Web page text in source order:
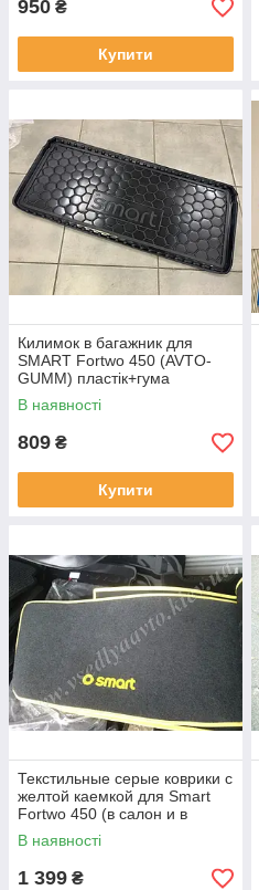
950 ₴
Купити
Килимок в багажник для
SMART Fortwo 450 (AVTO-
GUMM) пластік+гума
В наявності
809 ₴
Купити
Текстильные серые коврики с
желтой каемкой для Smart
Fortwo 450 (в салон и в
багажник)
В наявності
1 399 ₴